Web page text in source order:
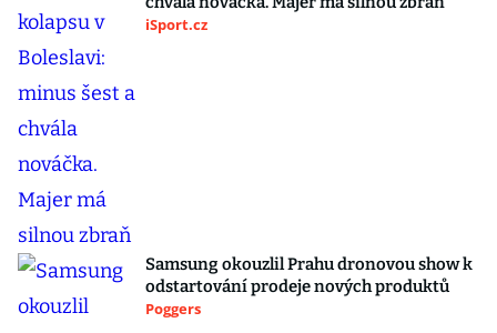
iSport.cz
Samsung okouzlil Prahu dronovou show k
odstartování prodeje nových produktů
Poggers